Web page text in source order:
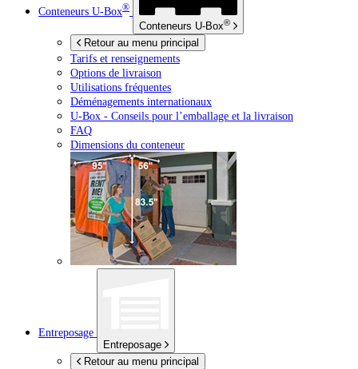
Conteneurs U-Box®
Conteneurs U-Box®
Retour au menu principal
Tarifs et renseignements
Options de livraison
Utilisations fréquentes
Déménagements internationaux
U-Box - Conseils pour l’emballage et la livraison
FAQ
Dimensions du conteneur
Entreposage
Entreposage
Retour au menu principal